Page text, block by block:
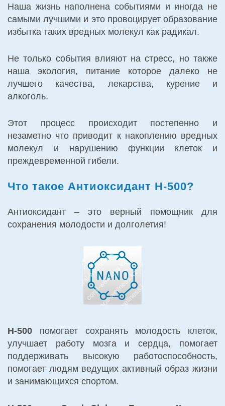
Наша жизнь наполнена событиями и иногда не
самыми лучшими и это провоцирует образование
избытка таких вредных молекул как радикал.
Не только события влияют на стресс, но также
наша экология, питание которое далеко не
лучшего качества, лекарства, курение и
алкоголь.
Этот процесс происходит постепенно и
незаметно что приводит к накоплению вредных
молекул и нарушению функции клеток и
преждевременной гибели.
Что такое Антиоксидант H-500?
Антиоксидант – это верный помощник для
сохранения молодости и долголетия!
Н-500 помогает сохранять молодость клеток,
улучшает работу мозга и сердца, помогает
поддерживать высокую работоспособность,
помогает людям ведущих активный образ жизни
и занимающихся спортом.